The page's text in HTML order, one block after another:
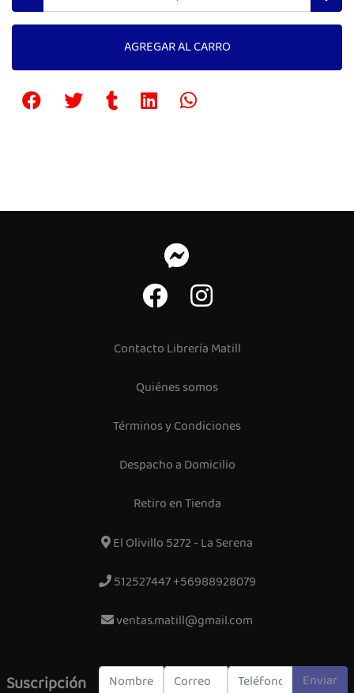
AGREGAR AL CARRO
Contacto Librería Matill
Quiénes somos
Términos y Condiciones
Despacho a Domicilio
Retiro en Tienda
El Olivillo 5272 - La Serena
512527447 +56988928079
ventas.matill@gmail.com
Suscripción Enviar